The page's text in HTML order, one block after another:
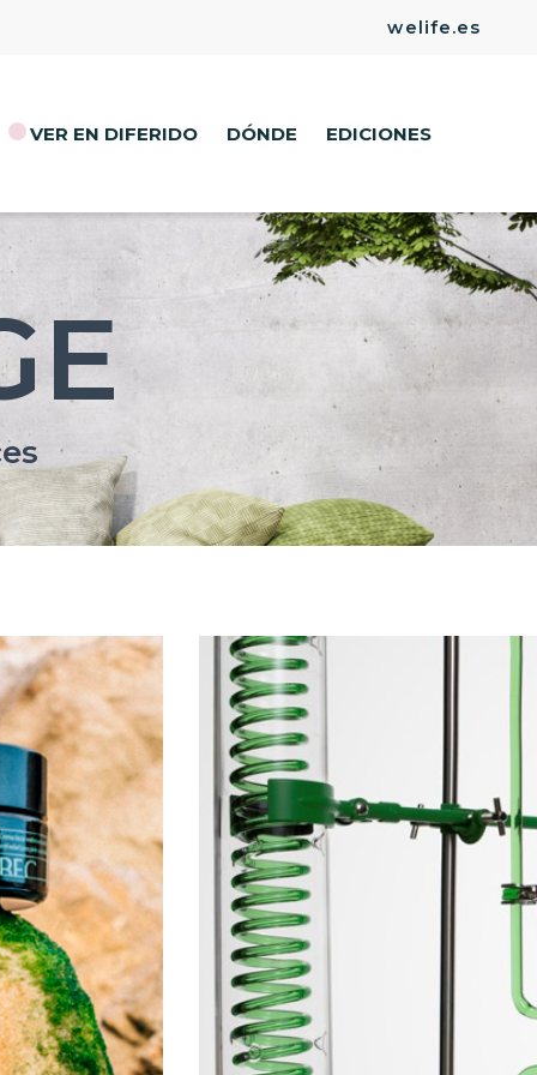
welife.es
VER EN DIFERIDO DÓNDE EDICIONES